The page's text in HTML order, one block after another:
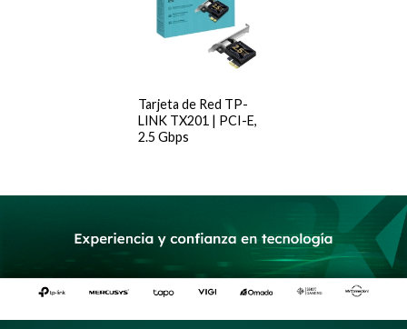
Tarjeta de Red TP-
LINK TX201 | PCI-E,
2.5 Gbps